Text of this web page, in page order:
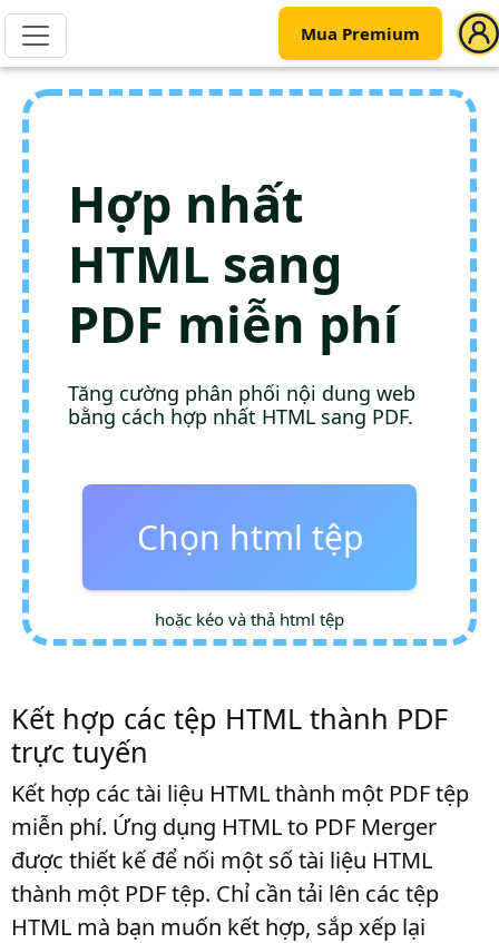
Mua Premium
Hợp nhất
HTML sang
PDF miễn phí
Tăng cường phân phối nội dung web
bằng cách hợp nhất HTML sang PDF.
Chọn html tệp
hoặc kéo và thả html tệp
Kết hợp các tệp HTML thành PDF
trực tuyến
Kết hợp các tài liệu HTML thành một PDF tệp
miễn phí. Ứng dụng HTML to PDF Merger
được thiết kế để nối một số tài liệu HTML
thành một PDF tệp. Chỉ cần tải lên các tệp
HTML mà bạn muốn kết hợp, sắp xếp lại